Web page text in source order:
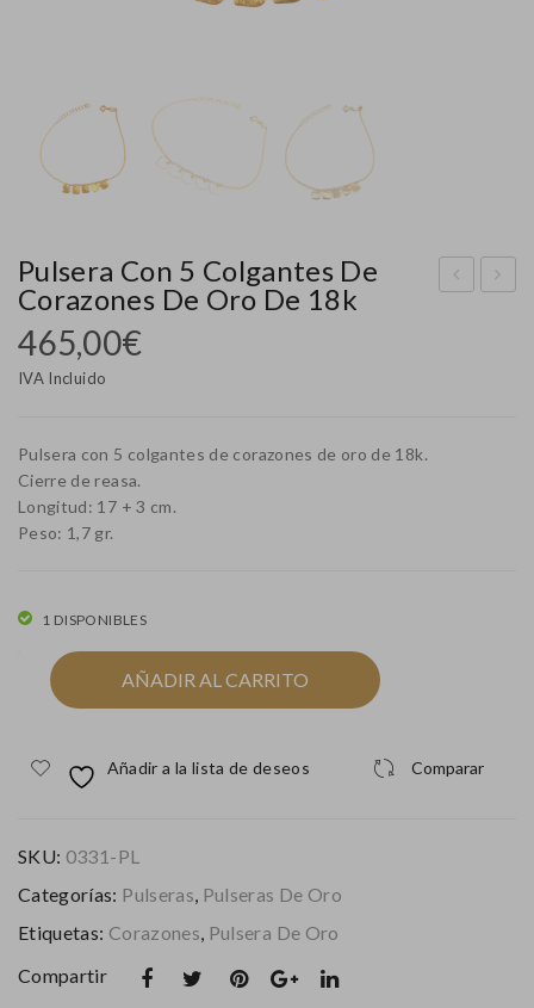
Pulsera Con 5 Colgantes De
Corazones De Oro De 18k
465,00€
IVA Incluido
Pulsera con 5 colgantes de corazones de oro de 18k.
Cierre de reasa.
Longitud: 17 + 3 cm.
Peso: 1,7 gr.
1 DISPONIBLES
Pulsera
de
oro
18k
cantidad
AÑADIR AL CARRITO
Añadir a la lista de deseos Comparar
SKU: 0331-PL
Categorías: Pulseras, Pulseras De Oro
Etiquetas: Corazones, Pulsera De Oro
Compartir